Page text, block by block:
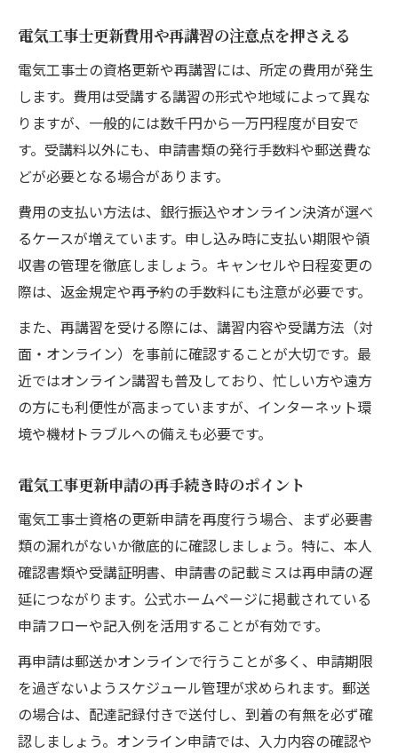
電気工事士更新費用や再講習の注意点を押さえる
電気工事士の資格更新や再講習には、所定の費用が発生
します。費用は受講する講習の形式や地域によって異な
りますが、一般的には数千円から一万円程度が目安で
す。受講料以外にも、申請書類の発行手数料や郵送費な
どが必要となる場合があります。
費用の支払い方法は、銀行振込やオンライン決済が選べ
るケースが増えています。申し込み時に支払い期限や領
収書の管理を徹底しましょう。キャンセルや日程変更の
際は、返金規定や再予約の手数料にも注意が必要です。
また、再講習を受ける際には、講習内容や受講方法（対
面・オンライン）を事前に確認することが大切です。最
近ではオンライン講習も普及しており、忙しい方や遠方
の方にも利便性が高まっていますが、インターネット環
境や機材トラブルへの備えも必要です。
電気工事更新申請の再手続き時のポイント
電気工事士資格の更新申請を再度行う場合、まず必要書
類の漏れがないか徹底的に確認しましょう。特に、本人
確認書類や受講証明書、申請書の記載ミスは再申請の遅
延につながります。公式ホームページに掲載されている
申請フローや記入例を活用することが有効です。
再申請は郵送かオンラインで行うことが多く、申請期限
を過ぎないようスケジュール管理が求められます。郵送
の場合は、配達記録付きで送付し、到着の有無を必ず確
認しましょう。オンライン申請では、入力内容の確認や